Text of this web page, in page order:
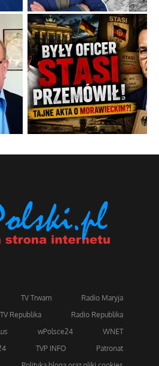
TV Trwam
Radio Maryja
TV Republika
Radio Republika
wPolsce24
WNET
TVP INFO
Patronat